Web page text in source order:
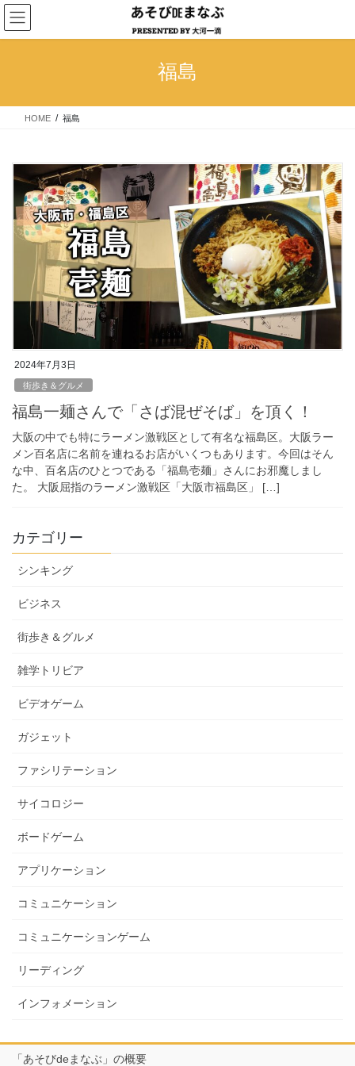
コ
ン
テ
ス
ナ
ビ
ゲ
ン
福島
HOME 福島
2024年7月3日
街歩き＆グルメ
福島一麺さんで「さば混ぜそば」を頂く！
大阪の中でも特にラーメン激戦区として有名な福島区。大阪ラー
メン百名店に名前を連ねるお店がいくつもあります。今回はそん
な中、百名店のひとつである「福島壱麺」さんにお邪魔しまし
た。 大阪屈指のラーメン激戦区「大阪市福島区」 […]
カテゴリー
シンキング
ビジネス
街歩き＆グルメ
雑学トリビア
ビデオゲーム
ガジェット
ファシリテーション
サイコロジー
ボードゲーム
アプリケーション
コミュニケーション
コミュニケーションゲーム
リーディング
インフォメーション
「あそびdeまなぶ」の概要